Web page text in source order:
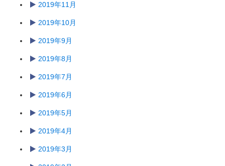
2019年11月
2019年10月
2019年9月
2019年8月
2019年7月
2019年6月
2019年5月
2019年4月
2019年3月